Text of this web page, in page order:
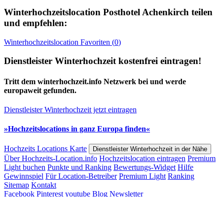
Winterhochzeitslocation Posthotel Achenkirch teilen
und empfehlen:
Winterhochzeitslocation Favoriten (0)
Dienstleister Winterhochzeit kostenfrei eintragen!
Tritt dem winterhochzeit.info Netzwerk bei und werde
europaweit gefunden.
Dienstleister Winterhochzeit jetzt eintragen
»Hochzeitslocations in ganz Europa finden«
Hochzeits Locations Karte Dienstleister Winterhochzeit in der Nähe
Über Hochzeits-Location.info Hochzeitslocation eintragen Premium
Light buchen Punkte und Ranking Bewertungs-Widget Hilfe
Gewinnspiel Für Location-Betreiber Premium Light Ranking
Sitemap Kontakt
Facebook Pinterest youtube Blog Newsletter